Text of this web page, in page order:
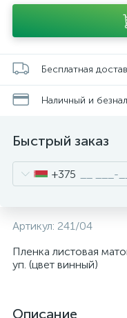
Бесплатная
Наличный и
Быстрый заказ
+375
Артикул: 241/04
Пленка листовая
уп. (цвет винный)
Описание